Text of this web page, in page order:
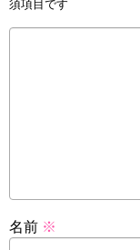
須項目です
名前 ※